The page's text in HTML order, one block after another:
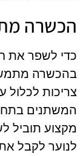
הכשרה
כדי לשפר את
בהכשרה
צריכות לכלול
המשתנים
מקצוע תוביל
לנוער לקבל